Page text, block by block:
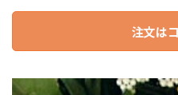
注文は